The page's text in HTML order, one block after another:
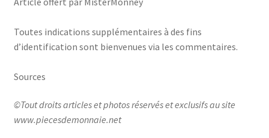
Toutes indications supplémentaires à des fins
d’identification sont bienvenues via les commentaires.
Sources
©Tout droits articles et photos réservés et exclusifs au site
www.piecesdemonnaie.net